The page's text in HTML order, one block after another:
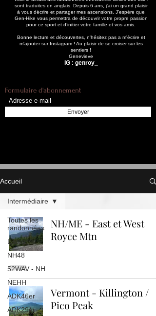
sont traduites en anglais. Depuis 6 ans, j'ai un grand plaisir
à vous décrire et partager mes ascensions. J’espère que
Gen-Hike vous permettra de découvrir votre propre passion
pour ce sport et d’initier votre famille et vos amis.
Bonne lecture et découvertes, n'hésitez pas a m'écrire et
m'ajouter sur Instagram ! Au plaisir de se croiser sur les
sentiers !
Genevieve
IG : genroy_
Formulaire d'abonnement
Envoyer
Accueil
Toutes les
randonnées
Listes
NH48
52WAV - NH
NEHH
ADK46er
ADK29er
Intermédiaire
NH/ME - East et West
Royce Mtn
Vermont - Killington /
Pico Peak